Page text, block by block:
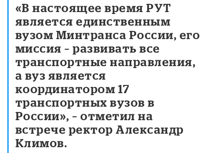
«В настоящее время РУТ
является единственным
вузом Минтранса России, его
миссия – развивать все
транспортные направления,
а вуз является
координатором 17
транспортных вузов в
России», – отметил на
встрече ректор Александр
Климов.